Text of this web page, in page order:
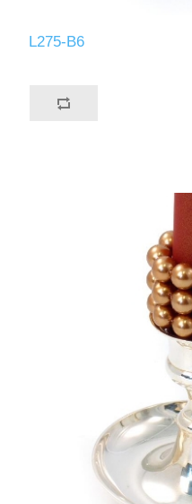
L275-B6